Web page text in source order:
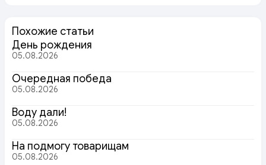
Похожие статьи
День рождения
05.08.2026
Очередная победа
05.08.2026
Воду дали!
05.08.2026
На подмогу товарищам
05.08.2026